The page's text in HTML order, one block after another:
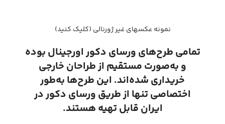
نمونه عکسهای غیر ژورنالی (کلیک کنید)
تمامی طرح‌های ورسای دکور اورجینال بوده
و به‌صورت مستقیم از طراحان خارجی
خریداری شده‌اند. این طرح‌ها به‌طور
اختصاصی تنها از طریق ورسای دکور در
ایران قابل تهیه هستند.